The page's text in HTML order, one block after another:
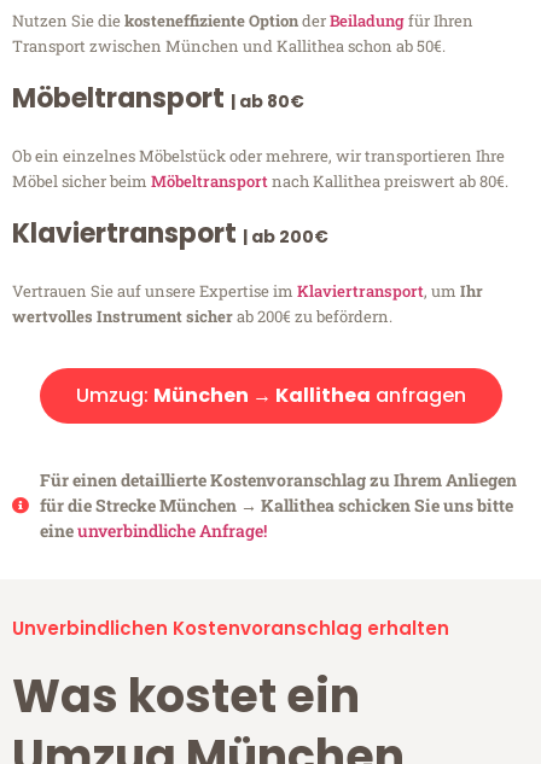
Nutzen Sie diekosteneffiziente OptionderBeiladungfür Ihren
Transport zwischen München und Kallithea schon ab 50€.
Möbeltransport | ab 80€
Ob ein einzelnes Möbelstück oder mehrere, wir transportieren Ihre
Möbel sicher beim Möbeltransportnach Kallithea preiswert ab 80€.
Klaviertransport | ab 200€
Vertrauen Sie auf unsere Expertise im Klaviertransport, um Ihr
wertvolles Instrument sicherab 200€ zu befördern.
Umzug: München → Kallithea anfragen
Für einen detaillierte Kostenvoranschlag zu Ihrem Anliegen
für die Strecke München → Kallithea schicken Sie uns bitte
eineunverbindliche Anfrage!
Unverbindlichen Kostenvoranschlag erhalten
Was kostet ein